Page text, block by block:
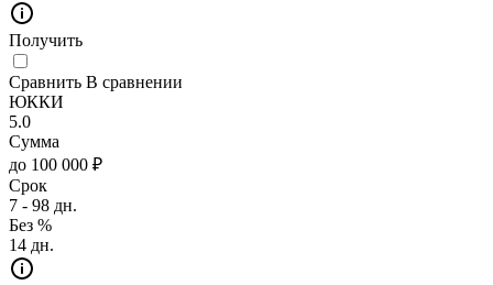
Получить
Сравнить В сравнении
ЮККИ
5.0
Сумма
до 100 000 ₽
Срок
7 - 98 дн.
Без %
14 дн.